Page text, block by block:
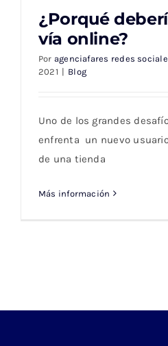
¿Porqué deberías
¿Porqué
vía online?
Por agenciafares redes
2021 | Blog
Uno de los grandes
enfrenta un nuevo
de una tienda
Más información